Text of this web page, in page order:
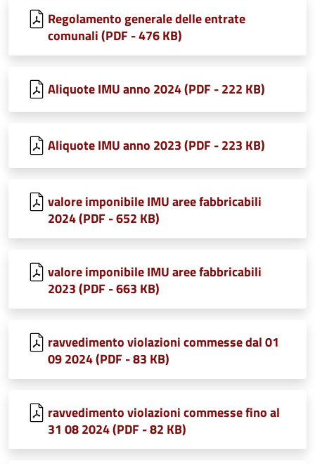
Regolamento generale delle entrate
comunali (PDF - 476 KB)
Aliquote IMU anno 2024 (PDF - 222 KB)
Aliquote IMU anno 2023 (PDF - 223 KB)
valore imponibile IMU aree fabbricabili
2024 (PDF - 652 KB)
valore imponibile IMU aree fabbricabili
2023 (PDF - 663 KB)
ravvedimento violazioni commesse dal 01
09 2024 (PDF - 83 KB)
ravvedimento violazioni commesse fino al
31 08 2024 (PDF - 82 KB)